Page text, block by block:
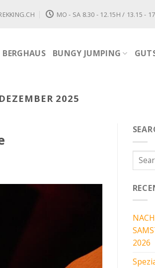
MO - SA 8.30 - 12.15H / 13.15 -
BERGHAUS BUNGY JUMPING
DEZEMBER 2025
2026